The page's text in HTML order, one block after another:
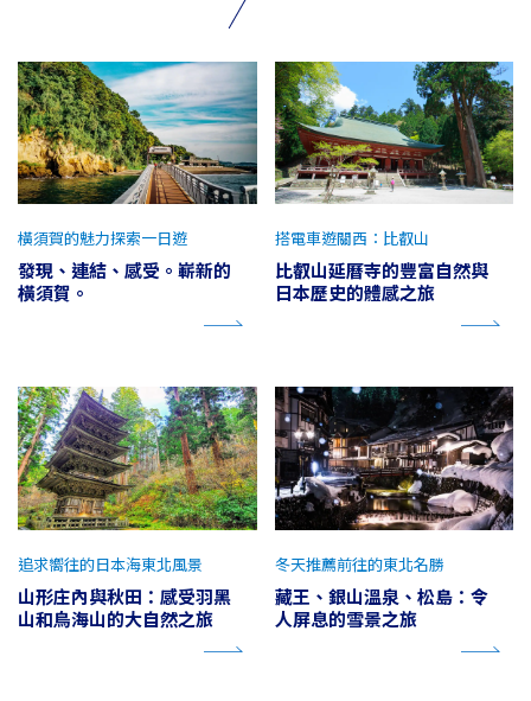
發現、連結、感受。嶄新的
橫須賀。
橫須賀的魅力探索一日遊
比叡山延曆寺的豐富自然與
日本歷史的體感之旅
搭電車遊關西：比叡山
山形庄內與秋田：感受羽黑
山和鳥海山的大自然之旅
追求嚮往的日本海東北風景
藏王、銀山溫泉、松島：令
人屏息的雪景之旅
冬天推薦前往的東北名勝